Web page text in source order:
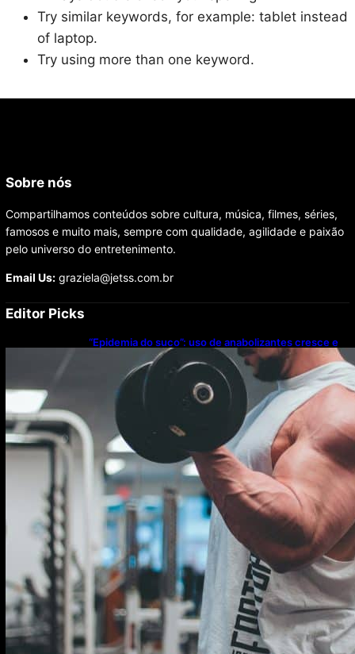
Try similar keywords, for example: tablet instead
of laptop.
Try using more than one keyword.
Sobre nós
Compartilhamos conteúdos sobre cultura, música, filmes, séries,
famosos e muito mais, sempre com qualidade, agilidade e paixão
pelo universo do entretenimento.
Email Us: graziela@jetss.com.br
Editor Picks
“Epidemia do suco”: uso de anabolizantes cresce e
acende alerta sobre riscos à saúde